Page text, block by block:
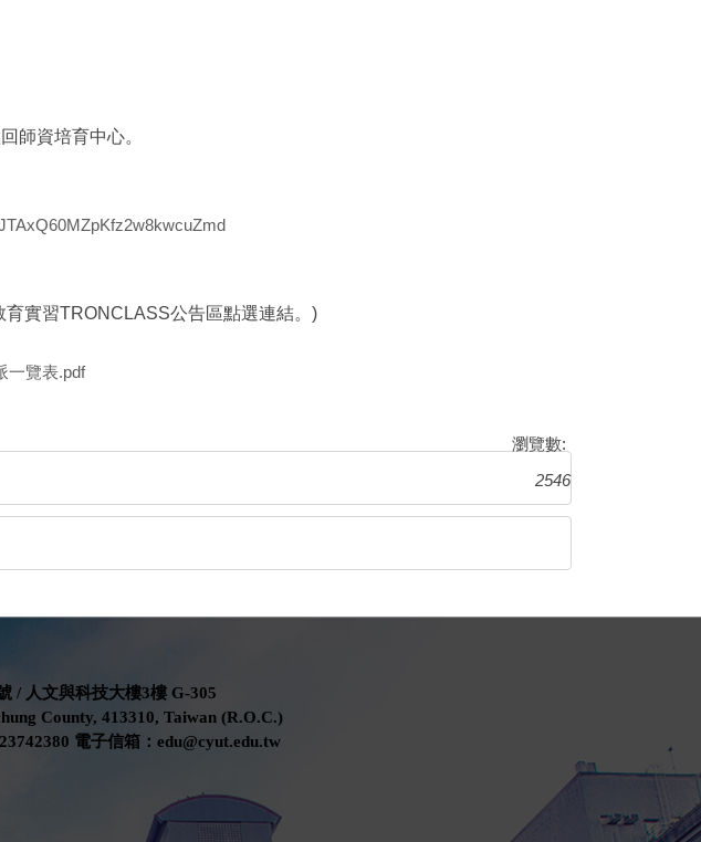
師資培育中心。
實習TRONCLASS公告區點選連結。)
一覽表.pdf
瀏覽數:
2546
/ 人文與科技大樓3樓 G-305
County, 413310, Taiwan (R.O.C.)
電子信箱：edu@cyut.edu.tw